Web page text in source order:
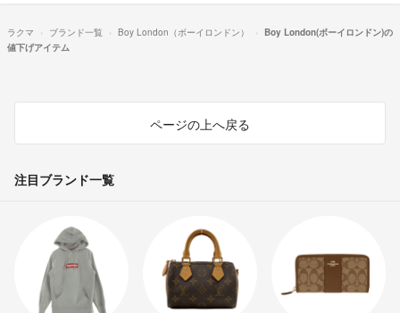
ラクマ ブランド一覧 Boy London（ボーイロンドン）
Boy London(ボーイロンドン)の
値下げアイテム
ページの上へ戻る
注目ブランド一覧